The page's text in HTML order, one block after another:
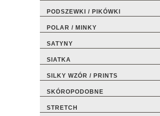
PODSZEWKI / PIKÓWKI
POLAR / MINKY
SATYNY
SIATKA
SILKY WZÓR / PRINTS
SKÓROPODOBNE
STRETCH